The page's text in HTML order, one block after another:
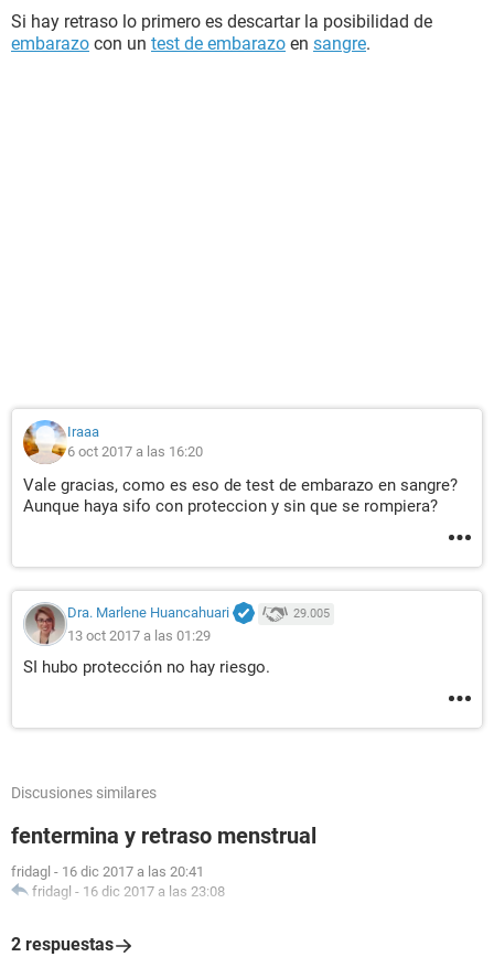
Si hay retraso lo primero es descartar la posibilidad de
embarazo con un test de embarazo en sangre.
Iraaa
6 oct 2017 a las 16:20
Vale gracias, como es eso de test de embarazo en sangre?
Aunque haya sifo con proteccion y sin que se rompiera?
Dra. Marlene Huancahuari 29.005
13 oct 2017 a las 01:29
SI hubo protección no hay riesgo.
Discusiones similares
fentermina y retraso menstrual
fridagl - 16 dic 2017 a las 20:41
fridagl - 16 dic 2017 a las 23:08
2 respuestas